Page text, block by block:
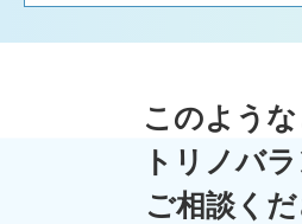
このよう
トリノバ
ご相談くだ